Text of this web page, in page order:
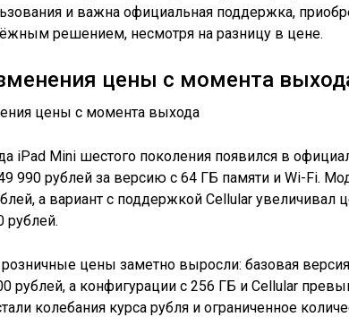
и важна официальная поддержка,
решением, несмотря на разницу в цене.
цены с момента
iPad Mini шестого поколения появился в
990 рублей за версию с 64 ГБ памяти и Wi-Fi.
а вариант с поддержкой Cellular увеличивал
рублей.
розничные цены заметно выросли: базовая
рублей, а конфигурации с 256 ГБ и Cellular
колебания курса рубля и ограниченное